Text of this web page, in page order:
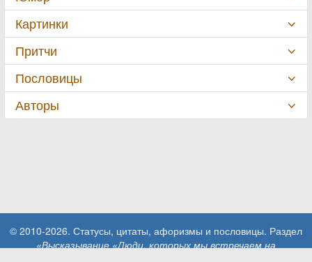
Картинки
Притчи
Пословицы
Авторы
© 2010-2026. Статусы, цитаты, афоризмы и пословицы. Раздел
«Высказывание «Люди, которых мы встречаем на